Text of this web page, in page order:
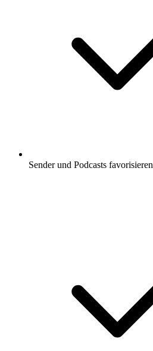
Sender und Podcasts favorisieren